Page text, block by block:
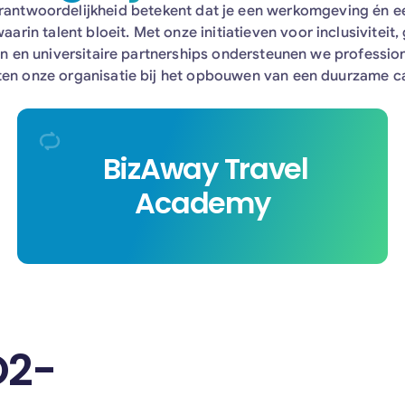
betekent dat je een werkomgeving én
talent bloeit. Met onze initiatieven voor inclusiviteit,
en universitaire partnerships ondersteunen we
onze organisatie bij het opbouwen van een duurzame
BizAway Travel
Academy
Om aanstormend talent een vliegende start te
geven, lanceerden we de BizAway Travel
Academy in Shkodër (Albanië). Dit intensieve,
betaalde trainingsprogramma van 8 weken
praktijkervaring in de zakenreisbranche. Veel